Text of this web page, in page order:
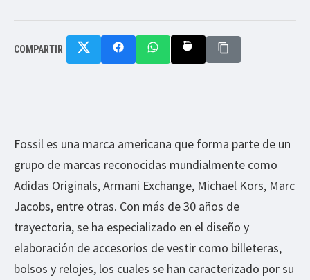
COMPARTIR
Fossil es una marca americana que forma parte de un
grupo de marcas reconocidas mundialmente como
Adidas Originals, Armani Exchange, Michael Kors, Marc
Jacobs, entre otras. Con más de 30 años de
trayectoria, se ha especializado en el diseño y
elaboración de accesorios de vestir como billeteras,
bolsos y relojes, los cuales se han caracterizado por su